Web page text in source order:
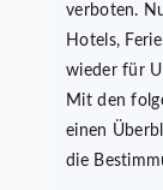
verboten.
Hotels,
wieder für
Mit den
einen
die